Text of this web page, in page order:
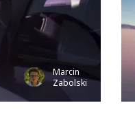
Marcin
Zabolski